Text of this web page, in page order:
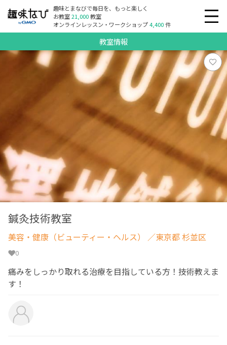
趣味とまなびで毎日を、もっと楽しく
お教室21,000教室
オンラインレッスン・ワークショップ4,400件
教室情報
鍼灸技術教室
美容・健康（ビューティー・ヘルス） ／東京都 杉並区
0
痛みをしっかり取れる治療を目指している方！技術教えま
す！